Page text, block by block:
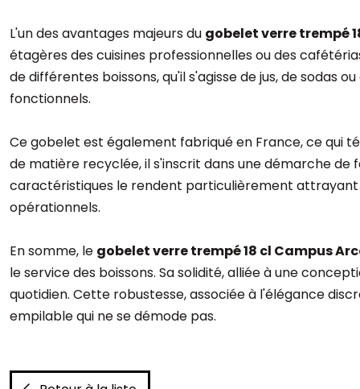
L'un des avantages majeurs du gobelet verre trempé
étagères des cuisines professionnelles ou des
de différentes boissons, qu'il s'agisse de jus, de sodas
fonctionnels.
Ce gobelet est également fabriqué en France, ce qui
de matière recyclée, il s'inscrit dans une démarche
caractéristiques le rendent particulièrement attrayant
opérationnels.
En somme, le gobelet verre trempé 18 cl Campus
le service des boissons. Sa solidité, alliée à une
quotidien. Cette robustesse, associée à l'élégance
empilable qui ne se démode pas.